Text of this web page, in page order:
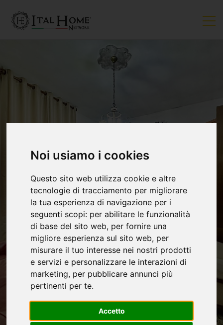
Noi usiamo i cookies
Questo sito web utilizza cookie e altre
tecnologie di tracciamento per migliorare
la tua esperienza di navigazione per i
seguenti scopi: per abilitare le funzionalità
di base del sito web, per fornire una
migliore esperienza sul sito web, per
misurare il tuo interesse nei nostri prodotti
e servizi e personalizzare le interazioni di
marketing, per pubblicare annunci più
pertinenti per te.
Accetto